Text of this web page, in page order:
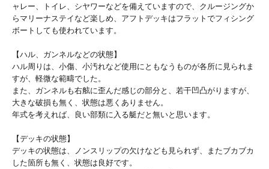
ャレー、トイレ、シヤワーなどを備えていますので、クルージングか
らマリーナステイなど楽しめ、アフトデッキはフラットでフィシング
ボートしても使われています。
【ハル、ガンネルなどの状態】
ハル周りは、小傷、小汚れなど使用にともなうものが各所に見られま
すが、軽微な範疇でした。
また、ガンネルも右舷に歪んだ感じの部分と、若干凹凸がりますが、
大きな破損も無く、状態は悪くありません。
年式を考えれば、良い部類に入る艇だと無いと思います。
【デッキの状態】
デッキの状態は、ノンスリップの欠けなども見られず、またブカブカ
した箇所も無く、状態は良好です。